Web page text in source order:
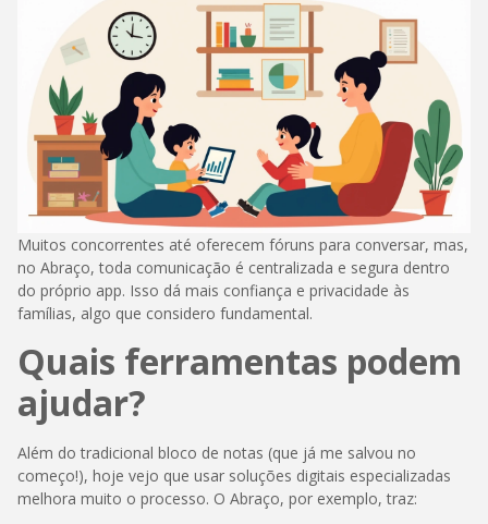
Muitos concorrentes até oferecem fóruns para conversar, mas,
no Abraço, toda comunicação é centralizada e segura dentro
do próprio app. Isso dá mais confiança e privacidade às
famílias, algo que considero fundamental.
Quais ferramentas podem
ajudar?
Além do tradicional bloco de notas (que já me salvou no
começo!), hoje vejo que usar soluções digitais especializadas
melhora muito o processo. O Abraço, por exemplo, traz: